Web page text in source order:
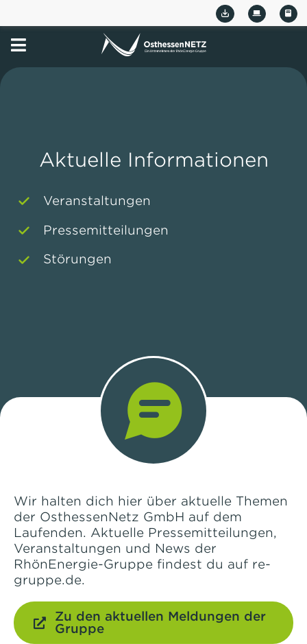
Inhalt
springen
Aktuelle Informationen
Veranstaltungen
Pressemitteilungen
Störungen
Wir halten dich hier über aktuelle Themen
der OsthessenNetz GmbH auf dem
Laufenden. Aktuelle Pressemitteilungen,
Veranstaltungen und News der
RhönEnergie-Gruppe findest du auf re-
gruppe.de.
Zu den aktuellen Meldungen der
Gruppe